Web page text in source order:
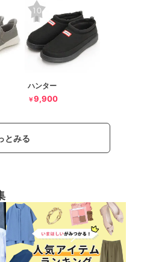
ハンター
￥9,900
とみる